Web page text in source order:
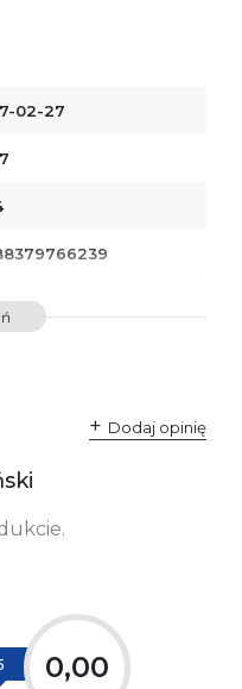
02-27
61 623 38 38
Dodaj opinię
0,00